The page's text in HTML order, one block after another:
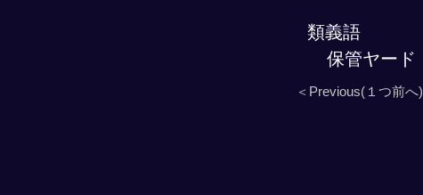
類義語
保管ヤード
＜Previous(１つ前へ)